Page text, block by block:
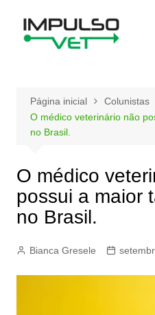
Página inicial
Colunistas
O médico veterinário não
no Brasil.
O médico
possui a maior
no Brasil.
Bianca Gresele